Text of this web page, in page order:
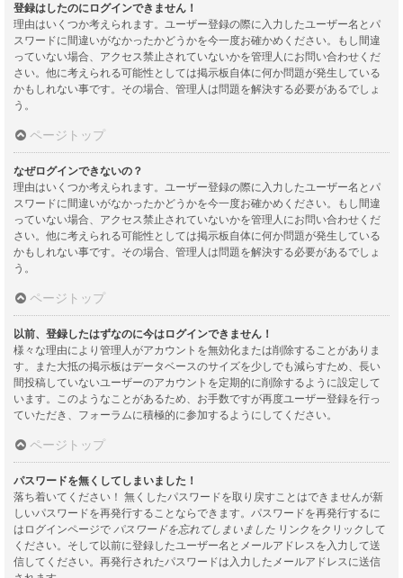
登録はしたのにログインできません！
理由はいくつか考えられます。ユーザー登録の際に入力したユーザー名とパ
スワードに間違いがなかったかどうかを今一度お確かめください。もし間違
っていない場合、アクセス禁止されていないかを管理人にお問い合わせくだ
さい。他に考えられる可能性としては掲示板自体に何か問題が発生している
かもしれない事です。その場合、管理人は問題を解決する必要があるでしょ
う。
ページトップ
なぜログインできないの？
理由はいくつか考えられます。ユーザー登録の際に入力したユーザー名とパ
スワードに間違いがなかったかどうかを今一度お確かめください。もし間違
っていない場合、アクセス禁止されていないかを管理人にお問い合わせくだ
さい。他に考えられる可能性としては掲示板自体に何か問題が発生している
かもしれない事です。その場合、管理人は問題を解決する必要があるでしょ
う。
ページトップ
以前、登録したはずなのに今はログインできません！
様々な理由により管理人がアカウントを無効化または削除することがありま
す。また大抵の掲示板はデータベースのサイズを少しでも減らすため、長い
間投稿していないユーザーのアカウントを定期的に削除するように設定して
います。このようなことがあるため、お手数ですが再度ユーザー登録を行っ
ていただき、フォーラムに積極的に参加するようにしてください。
ページトップ
パスワードを無くしてしまいました！
落ち着いてください！ 無くしたパスワードを取り戻すことはできませんが新
しいパスワードを再発行することならできます。パスワードを再発行するに
はログインページで パスワードを忘れてしまいました リンクをクリックして
ください。そして以前に登録したユーザー名とメールアドレスを入力して送
信してください。再発行されたパスワードは入力したメールアドレスに送信